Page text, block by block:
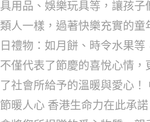
具用品、娛樂玩具等，讓孩子
類人一樣，過著快樂充實的童
日禮物：如月餅、時令水果等
不僅代表了節慶的喜悅心情，
了社會所給予的溫暖與愛心！
節暖人心 香港生命力在此承